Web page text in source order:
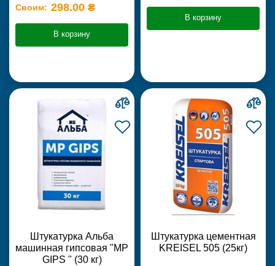
Своим: 298.00 ₴
В корзину
В корзину
Штукатурка Альба
машинная гипсовая "MP
GIPS " (30 кг)
Штукатурка цементная
KREISEL 505 (25кг)